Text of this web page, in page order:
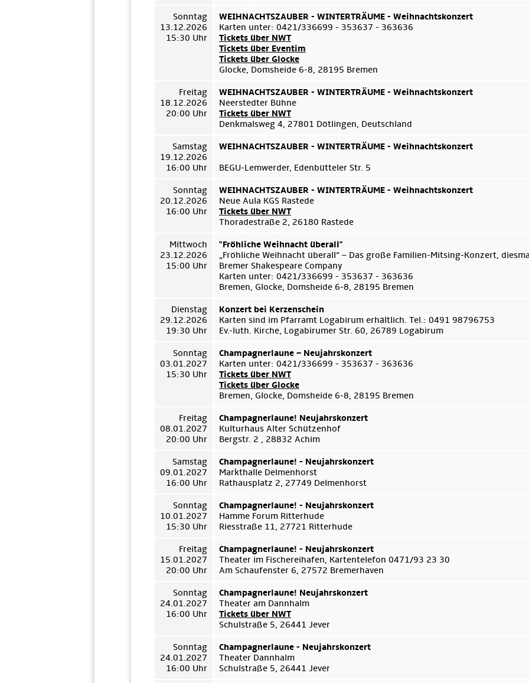
Sonntag
13.12.2026
15:30 Uhr
WEIHNACHTSZAUBER - WINTERTRÄUME - Weihnachtskonzert
Karten unter: 0421/336699 - 353637 - 363636
Tickets über NWT
Tickets über Eventim
Tickets über Glocke
Glocke, Domsheide 6-8, 28195 Bremen
Freitag
18.12.2026
20:00 Uhr
WEIHNACHTSZAUBER - WINTERTRÄUME - Weihnachtskonzert
Neerstedter Bühne
Tickets über NWT
Denkmalsweg 4, 27801 Dötlingen, Deutschland
Samstag
19.12.2026
16:00 Uhr
WEIHNACHTSZAUBER - WINTERTRÄUME - Weihnachtskonzert
BEGU-Lemwerder, Edenbütteler Str. 5
Sonntag
20.12.2026
16:00 Uhr
WEIHNACHTSZAUBER - WINTERTRÄUME - Weihnachtskonzert
Neue Aula KGS Rastede
Tickets über NWT
Thoradestraße 2, 26180 Rastede
Mittwoch
23.12.2026
15:00 Uhr
"Fröhliche Weihnacht überall"
„Fröhliche Weihnacht überall“ – Das große Familien-Mitsing-Konzert,
Bremer Shakespeare Company
Karten unter: 0421/336699 - 353637 - 363636
Bremen, Glocke, Domsheide 6-8, 28195 Bremen
Dienstag
29.12.2026
19:30 Uhr
Konzert bei Kerzenschein
Karten sind im Pfarramt Logabirum erhältlich. Tel.: 0491 98796753
Ev.-luth. Kirche, Logabirumer Str. 60, 26789 Logabirum
Sonntag
03.01.2027
15:30 Uhr
Champagnerlaune – Neujahrskonzert
Karten unter: 0421/336699 - 353637 - 363636
Tickets über NWT
Tickets über Glocke
Bremen, Glocke, Domsheide 6-8, 28195 Bremen
Freitag
08.01.2027
20:00 Uhr
Champagnerlaune! Neujahrskonzert
Kulturhaus Alter Schützenhof
Bergstr. 2 , 28832 Achim
Samstag
09.01.2027
16:00 Uhr
Champagnerlaune! - Neujahrskonzert
Markthalle Delmenhorst
Rathausplatz 2, 27749 Delmenhorst
Sonntag
10.01.2027
15:30 Uhr
Champagnerlaune! - Neujahrskonzert
Hamme Forum Ritterhude
Riesstraße 11, 27721 Ritterhude
Freitag
15.01.2027
20:00 Uhr
Champagnerlaune! - Neujahrskonzert
Theater im Fischereihafen, Kartentelefon 0471/93 23 30
Am Schaufenster 6, 27572 Bremerhaven
Sonntag
24.01.2027
16:00 Uhr
Champagnerlaune! Neujahrskonzert
Theater am Dannhalm
Tickets über NWT
Schulstraße 5, 26441 Jever
Sonntag
24.01.2027
16:00 Uhr
Champagnerlaune - Neujahrskonzert
Theater Dannhalm
Schulstraße 5, 26441 Jever